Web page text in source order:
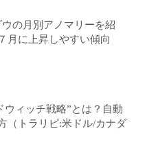
ウの月別アノマリーを紹
月に上昇しやすい傾向
ウィッチ戦略”とは？自動
（トラリピ:米ドル/カナダ